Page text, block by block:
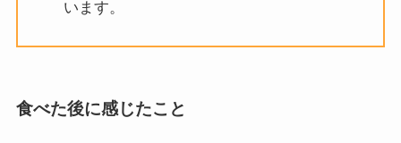
います。
食べた後に感じたこと